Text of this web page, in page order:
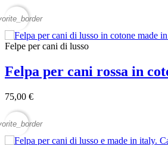
Felpe per cani di lusso
Felpa per cani rossa in
75,00 €